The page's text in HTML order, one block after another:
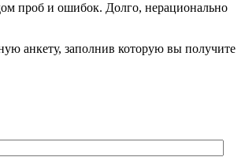
проб и ошибок. Долго, нерационально
анкету, заполнив которую вы получите